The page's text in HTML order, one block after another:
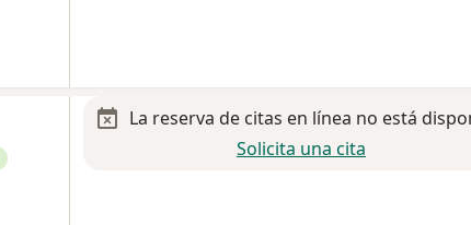
La reserva de citas en línea no está
Solicita una cita